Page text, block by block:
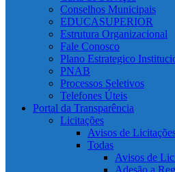
Conselhos Municipais
EDUCASUPERIOR
Estrutura Organizacional
Fale Conosco
Plano Estrategico
PNAB
Processos Seletivos
Telefones Úteis
Portal da Transparência
Licitações
Avisos de
Todas
Avisos de